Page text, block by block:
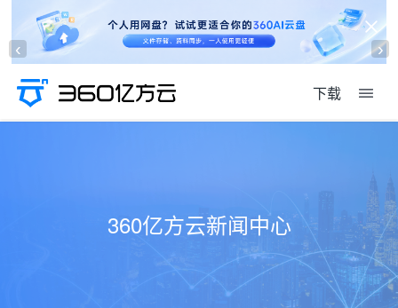
‹ ›
下载
360亿方云新闻中心